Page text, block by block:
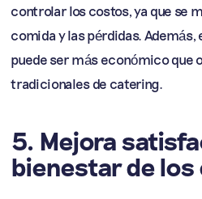
controlar los costos, ya que se
comida y las pérdidas.
puede ser más económico que
tradicionales de catering.
5. Mejora
bienestar de